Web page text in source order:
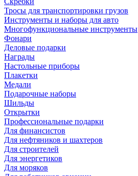
Тросы для транспортировки грузов
Инструменты и наборы для авто
Многофункциональные инструменты
Фонари
Деловые подарки
Награды
Настольные приборы
Плакетки
Медали
Подарочные наборы
Шильды
Открытки
Профессиональные подарки
Для финансистов
Для нефтяников и шахтеров
Для строителей
Для энергетиков
Для моряков